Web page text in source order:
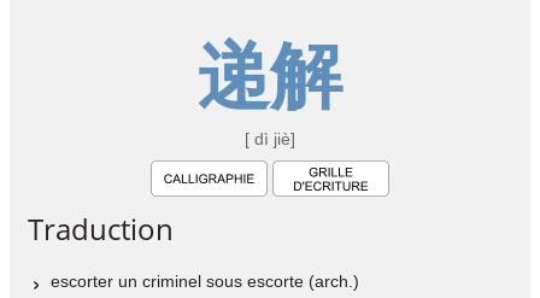
递解
[ dì jiè]
Traduction
escorter un criminel sous escorte (arch.)